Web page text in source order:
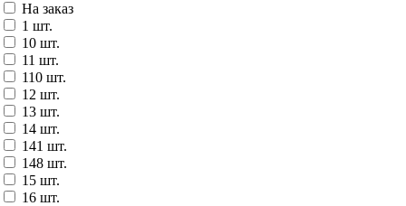
На заказ
1 шт.
10 шт.
11 шт.
110 шт.
12 шт.
13 шт.
14 шт.
141 шт.
148 шт.
15 шт.
16 шт.